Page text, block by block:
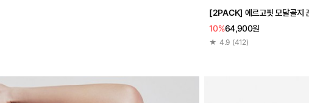
[2PACK] 에르고핏 모달골지
10%64,900원
★ 4.9 (412)